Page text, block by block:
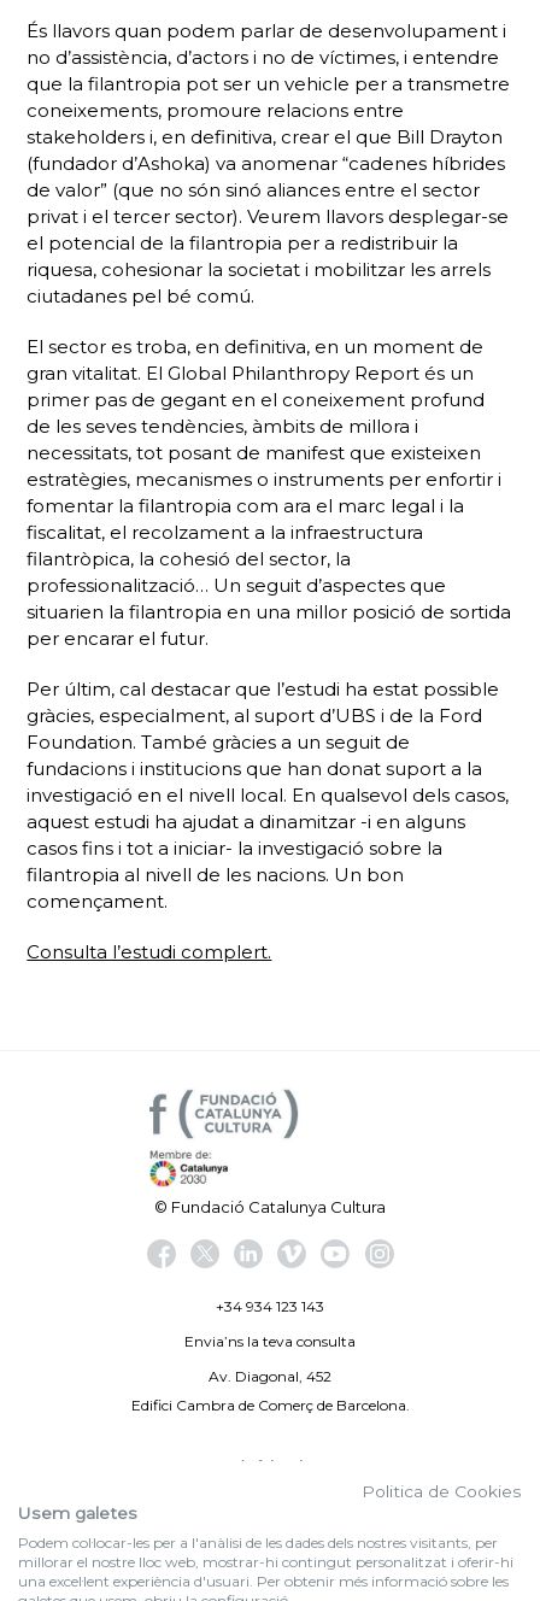
És llavors quan podem parlar de desenvolupament i
no d’assistència, d’actors i no de víctimes, i entendre
que la filantropia pot ser un vehicle per a transmetre
coneixements, promoure relacions entre
stakeholdersi, en definitiva, crear el que Bill Drayton
(fundador d’Ashoka) va anomenar “cadenes híbrides
de valor” (que no són sinó aliances entre el sector
privat i el tercer sector). Veurem llavors desplegar-se
el potencial de la filantropia per a redistribuir la
riquesa, cohesionar la societat i mobilitzar les arrels
ciutadanes pel bé comú.
El sector es troba, en definitiva, en un moment de
gran vitalitat. ElGlobal Philanthropy Report és un
primer pas de gegant en el coneixement profund
de les seves tendències, àmbits de millora i
necessitats, tot posant de manifest que existeixen
estratègies, mecanismes o instruments per enfortir i
fomentar la filantropia com ara el marc legal i la
fiscalitat, el recolzament a la infraestructura
filantròpica, la cohesió del sector, la
professionalització… Un seguit d’aspectes que
situarien la filantropia en una millor posició de sortida
per encarar el futur.
Per últim, cal destacar que l’estudi ha estat possible
gràcies, especialment, al suport d’UBS i de la Ford
Foundation. També gràcies a un seguit de
fundacions i institucions que han donat suport a la
investigació en el nivell local. En qualsevol dels casos,
aquest estudi ha ajudat a dinamitzar -i en alguns
casos fins i tot a iniciar- la investigació sobre la
filantropia al nivell de les nacions. Un bon
començament.
Consulta l’estudi complert.
© Fundació Catalunya Cultura
+34 934 123 143
Envia’ns la teva consulta
Av. Diagonal, 452
Edifici Cambra de Comerç de Barcelona.
Avís legal
By 100X100NET
Politica de Cookies
Usem galetes
Podem col·locar-les per a l'anàlisi de les dades dels nostres visitants, per
millorar el nostre lloc web, mostrar-hi contingut personalitzat i oferir-hi
una excel·lent experiència d'usuari. Per obtenir més informació sobre les